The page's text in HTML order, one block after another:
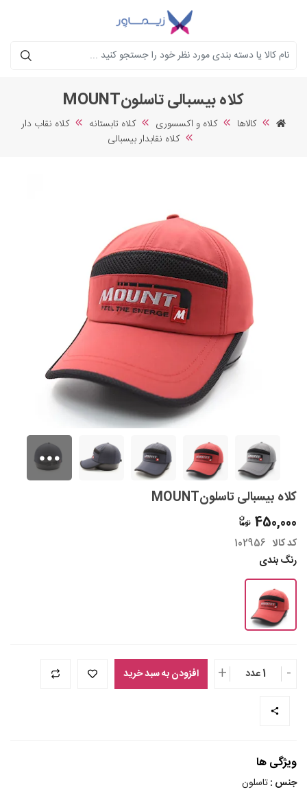
جستجو
کلاه بیسبالی تاسلونMOUNT
کالاها کلاه و اکسسوری کلاه تابستانه
کلاه نقاب دار
کلاه نقابدار بیسبالی
کلاه بیسبالی تاسلونMOUNT
450,000
کد کالا 102956
رنگ بندی
- 1 عدد + افزودن به سبد خرید
ویژگی ها
جنس :تاسلون